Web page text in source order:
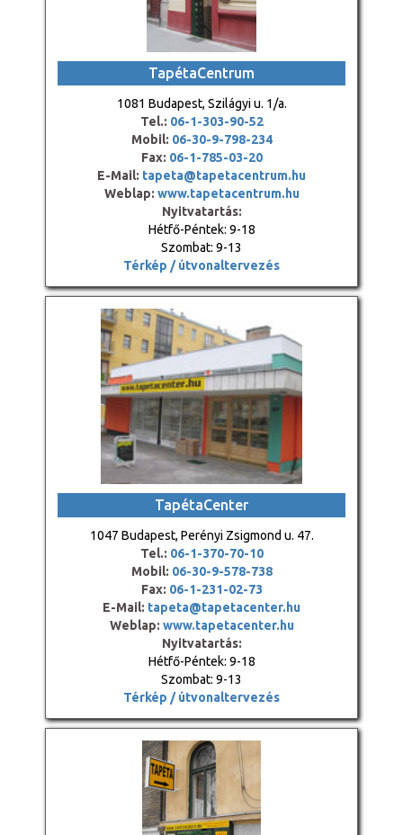
TapétaCentrum
1081 Budapest, Szilágyi u. 1/a.
Tel.: 06-1-303-90-52
Mobil: 06-30-9-798-234
Fax: 06-1-785-03-20
E-Mail: tapeta@tapetacentrum.hu
Weblap: www.tapetacentrum.hu
Nyitvatartás:
Hétfő-Péntek: 9-18
Szombat: 9-13
Térkép / útvonaltervezés
TapétaCenter
1047 Budapest, Perényi Zsigmond u. 47.
Tel.: 06-1-370-70-10
Mobil: 06-30-9-578-738
Fax: 06-1-231-02-73
E-Mail: tapeta@tapetacenter.hu
Weblap: www.tapetacenter.hu
Nyitvatartás:
Hétfő-Péntek: 9-18
Szombat: 9-13
Térkép / útvonaltervezés